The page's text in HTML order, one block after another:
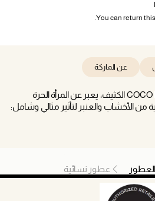
You can return
عن الماركة
ماء عطر COCO MADEMOISELLE الكثيف، يعبر عن المرأة الحرة
من الأخشاب والعنبر لتأثير مثالي وشامل:
العطور عطور نسائية